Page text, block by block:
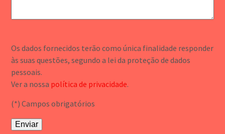
Os dados fornecidos terão como única finalidade responder
às suas questões, segundo a lei da proteção de dados
pessoais.
Ver a nossa política de privacidade.
(*) Campos obrigatórios